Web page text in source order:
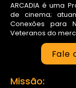
ARCADIA é uma
de cinema;
Conexões para
Veteranos do
Fale
Missão: